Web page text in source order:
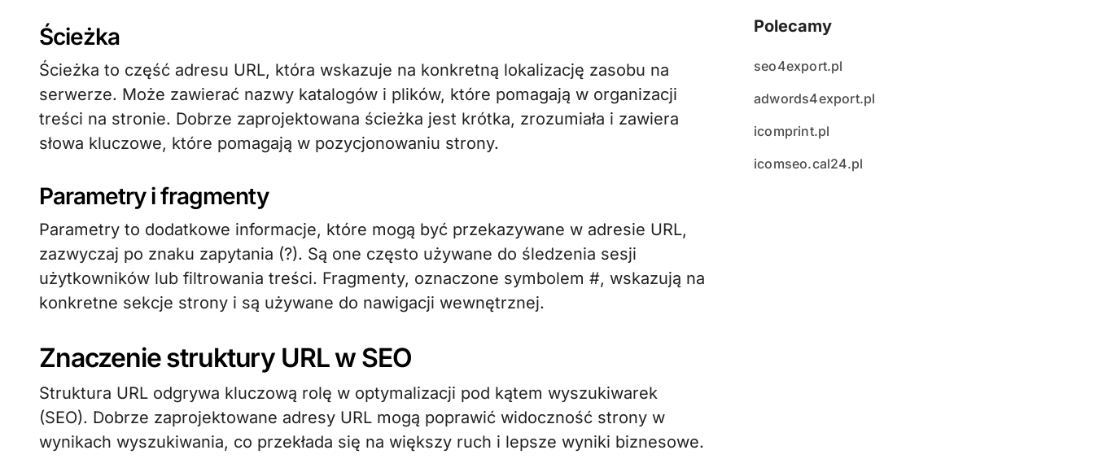
Ścieżka
Ścieżka to część adresu URL, która wskazuje na konkretną lokalizację zasobu na
serwerze. Może zawierać nazwy katalogów i plików, które pomagają w organizacji
treści na stronie. Dobrze zaprojektowana ścieżka jest krótka, zrozumiała i zawiera
słowa kluczowe, które pomagają w pozycjonowaniu strony.
Parametry i fragmenty
Parametry to dodatkowe informacje, które mogą być przekazywane w adresie URL,
zazwyczaj po znaku zapytania (?). Są one często używane do śledzenia sesji
użytkowników lub filtrowania treści. Fragmenty, oznaczone symbolem #, wskazują na
konkretne sekcje strony i są używane do nawigacji wewnętrznej.
Znaczenie struktury URL w SEO
Struktura URL odgrywa kluczową rolę w optymalizacji pod kątem wyszukiwarek
(SEO). Dobrze zaprojektowane adresy URL mogą poprawić widoczność strony w
wynikach wyszukiwania, co przekłada się na większy ruch i lepsze wyniki biznesowe.
Polecamy
seo4export.pl
adwords4export.pl
icomprint.pl
icomseo.cal24.pl